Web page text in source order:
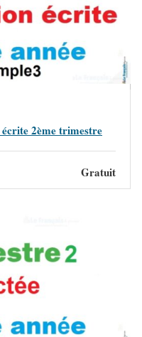
2ème trimestre
Gratuit